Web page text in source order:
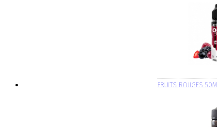
FRUITS ROUGES